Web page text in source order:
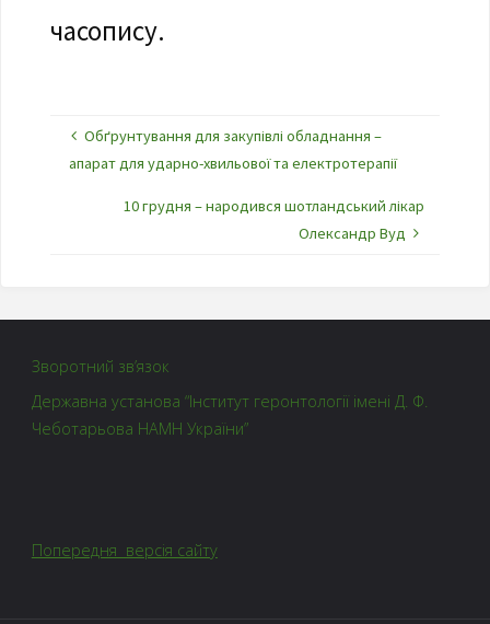
часопису.
Обґрунтування для закупівлі обладнання –
апарат для ударно-хвильової та електротерапії
10 грудня – народився шотландський лікар
Олександр Вуд
Зворотний зв’язок
Державна установа “Інститут геронтології імені Д. Ф.
Чеботарьова НАМН України”
Попередня версія сайту